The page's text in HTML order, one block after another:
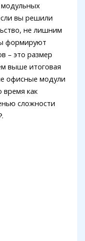
вы решили
не лишним
формируют
– это размер
выше итоговая
офисные модули
время как
сложности